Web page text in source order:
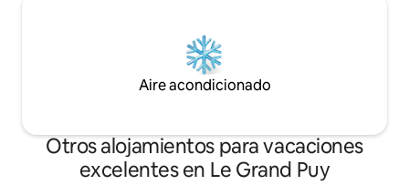
Aire acondicionado
Otros alojamientos para vacaciones
excelentes en Le Grand Puy